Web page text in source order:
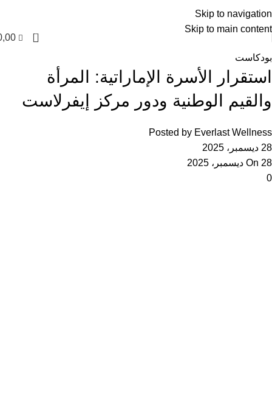
Skip to navigation
Skip to main content
العربية
0
بودكاست
استقرار الأسرة الإماراتية: المرأة
والقيم الوطنية ودور مركز إيفرلاست
Posted by Everlast Wellness
28 ديسمبر، 2025
On 28 ديسمبر، 2025
0